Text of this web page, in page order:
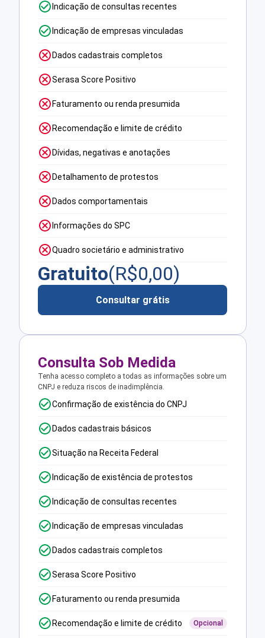
Indicação de consultas recentes
Indicação de empresas vinculadas
Dados cadastrais completos
Serasa Score Positivo
Faturamento ou renda presumida
Recomendação e limite de crédito
Dívidas, negativas e anotações
Detalhamento de protestos
Dados comportamentais
Informações do SPC
Quadro societário e administrativo
Gratuito(R$0,00)
Consultar grátis
Consulta Sob Medida
Tenha acesso completo a todas as informações sobre um
CNPJ e reduza riscos de inadimplência.
Confirmação de existência do CNPJ
Dados cadastrais básicos
Situação na Receita Federal
Indicação de existência de protestos
Indicação de consultas recentes
Indicação de empresas vinculadas
Dados cadastrais completos
Serasa Score Positivo
Faturamento ou renda presumida
Recomendação e limite de crédito Opcional